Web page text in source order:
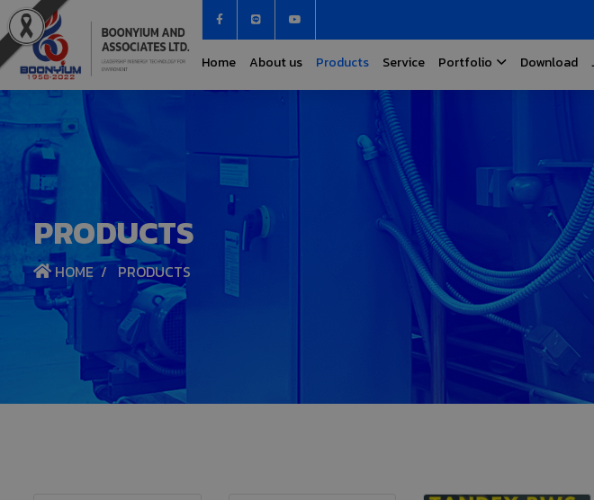
Home About us Products Service Portfolio Download
PRODUCTS
HOME PRODUCTS